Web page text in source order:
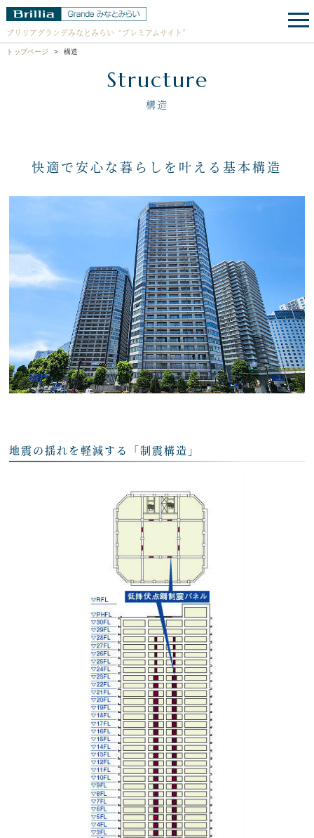
ブリリアグランデみなとみらい “プレミアムサイト”
トップページ 構造
Structure
構造
快適で安心な暮らしを叶える基本構造
地震の揺れを軽減する「制震構造」